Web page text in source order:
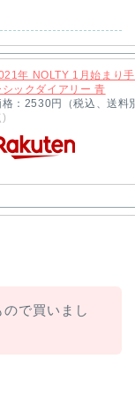
年 NOLTY 1月始まり
シックダイアリー 青
格：2530円（税込、送料
)
で買いまし